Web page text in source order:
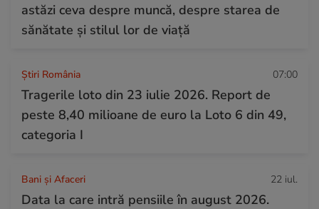
astăzi ceva despre muncă, despre starea de
sănătate și stilul lor de viață
Știri România 07:00
Tragerile loto din 23 iulie 2026. Report de
peste 8,40 milioane de euro la Loto 6 din 49,
categoria I
Bani și Afaceri 22 iul.
Data la care intră pensiile în august 2026.